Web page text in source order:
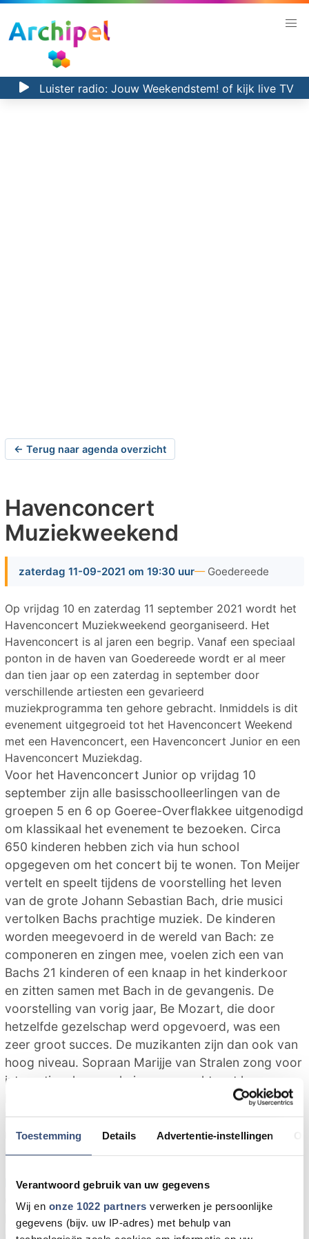
Toestemming Details Advertentie-instellingen
Verantwoord gebruik van uw gegevens
Wij en onze 1022 partners verwerken je persoonlijke
gegevens (bijv. uw IP-adres) met behulp van
Luister radio: Jouw Weekendstem! of kijk live TV
← Terug naar agenda overzicht
Havenconcert
Muziekweekend
zaterdag 11-09-2021 om 19:30 uur Goedereede
Op vrijdag 10 en zaterdag 11 september 2021 wordt het
Havenconcert Muziekweekend georganiseerd. Het
Havenconcert is al jaren een begrip. Vanaf een speciaal
ponton in de haven van Goedereede wordt er al meer
dan tien jaar op een zaterdag in september door
verschillende artiesten een gevarieerd
muziekprogramma ten gehore gebracht. Inmiddels is dit
evenement uitgegroeid tot het Havenconcert Weekend
met een Havenconcert, een Havenconcert Junior en een
Havenconcert Muziekdag.
Voor het Havenconcert Junior op vrijdag 10
september zijn alle basisschoolleerlingen van de
groepen 5 en 6 op Goeree-Overflakkee uitgenodigd
om klassikaal het evenement te bezoeken. Circa
650 kinderen hebben zich via hun school
opgegeven om het concert bij te wonen. Ton Meijer
vertelt en speelt tijdens de voorstelling het leven
van de grote Johann Sebastian Bach, drie musici
vertolken Bachs prachtige muziek. De kinderen
worden meegevoerd in de wereld van Bach: ze
componeren en zingen mee, voelen zich een van
Bachs 21 kinderen of een knaap in het kinderkoor
en zitten samen met Bach in de gevangenis. De
voorstelling van vorig jaar, Be Mozart, die door
hetzelfde gezelschap werd opgevoerd, was een
zeer groot succes. De muzikanten zijn dan ook van
hoog niveau. Sopraan Marijje van Stralen zong voor
internationale operahuizen en maakt met haar
loepzuivere stemgeluid veel indruk. Ook violiste
Marieke de Bruijn en cellist Jos Teeken hebben
ruimschoots hun sporen verdiend bij bekende
orkesten.
Muziekdag
Op zaterdag 11 september heeft, in aansluiting op
het Havenconcert Junior, een aantal